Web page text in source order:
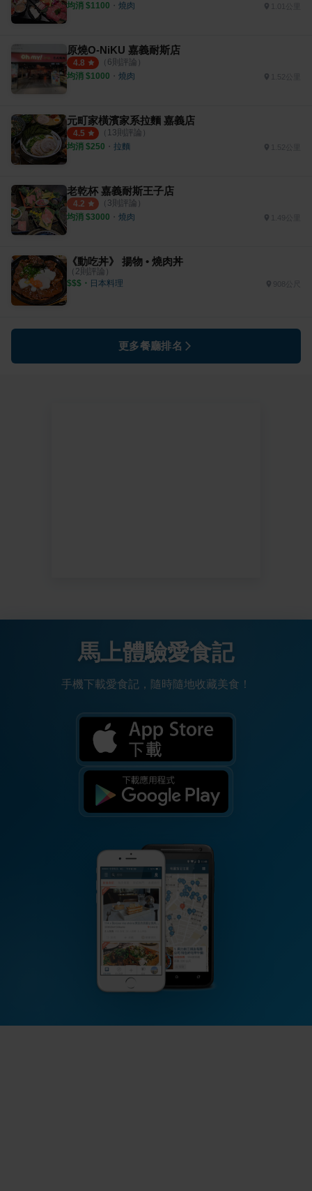
均消 $1100 ・ 燒肉
原燒O-NiKU 嘉義耐斯店
4.8 （ 6則評論）
均消 $1000 ・ 燒肉 1.52公里
元町家橫濱家系拉麵 嘉義店
4.5 （ 13則評論）
均消 $250 ・ 拉麵 1.52公里
老乾杯 嘉義耐斯王子店
4.2 （ 3則評論）
均消 $3000 ・ 燒肉 1.49公里
《動吃丼》 揚物 • 燒肉丼
（ 2則評論）
$$$ ・ 日本料理
更多餐廳排名
馬上體驗愛食記
手機下載愛食記，隨時隨地收藏美食！